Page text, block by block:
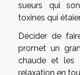
sueurs qui
toxines qui
Décider de
promet un
chaude et les
relaxation en